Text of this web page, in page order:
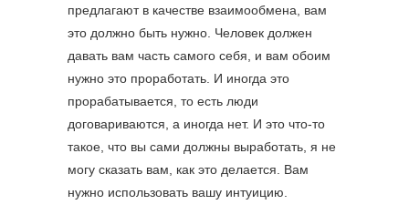
предлагают в качестве взаимообмена, вам
это должно быть нужно. Человек должен
давать вам часть самого себя, и вам обоим
нужно это проработать. И иногда это
прорабатывается, то есть люди
договариваются, а иногда нет. И это что-то
такое, что вы сами должны выработать, я не
могу сказать вам, как это делается. Вам
нужно использовать вашу интуицию.